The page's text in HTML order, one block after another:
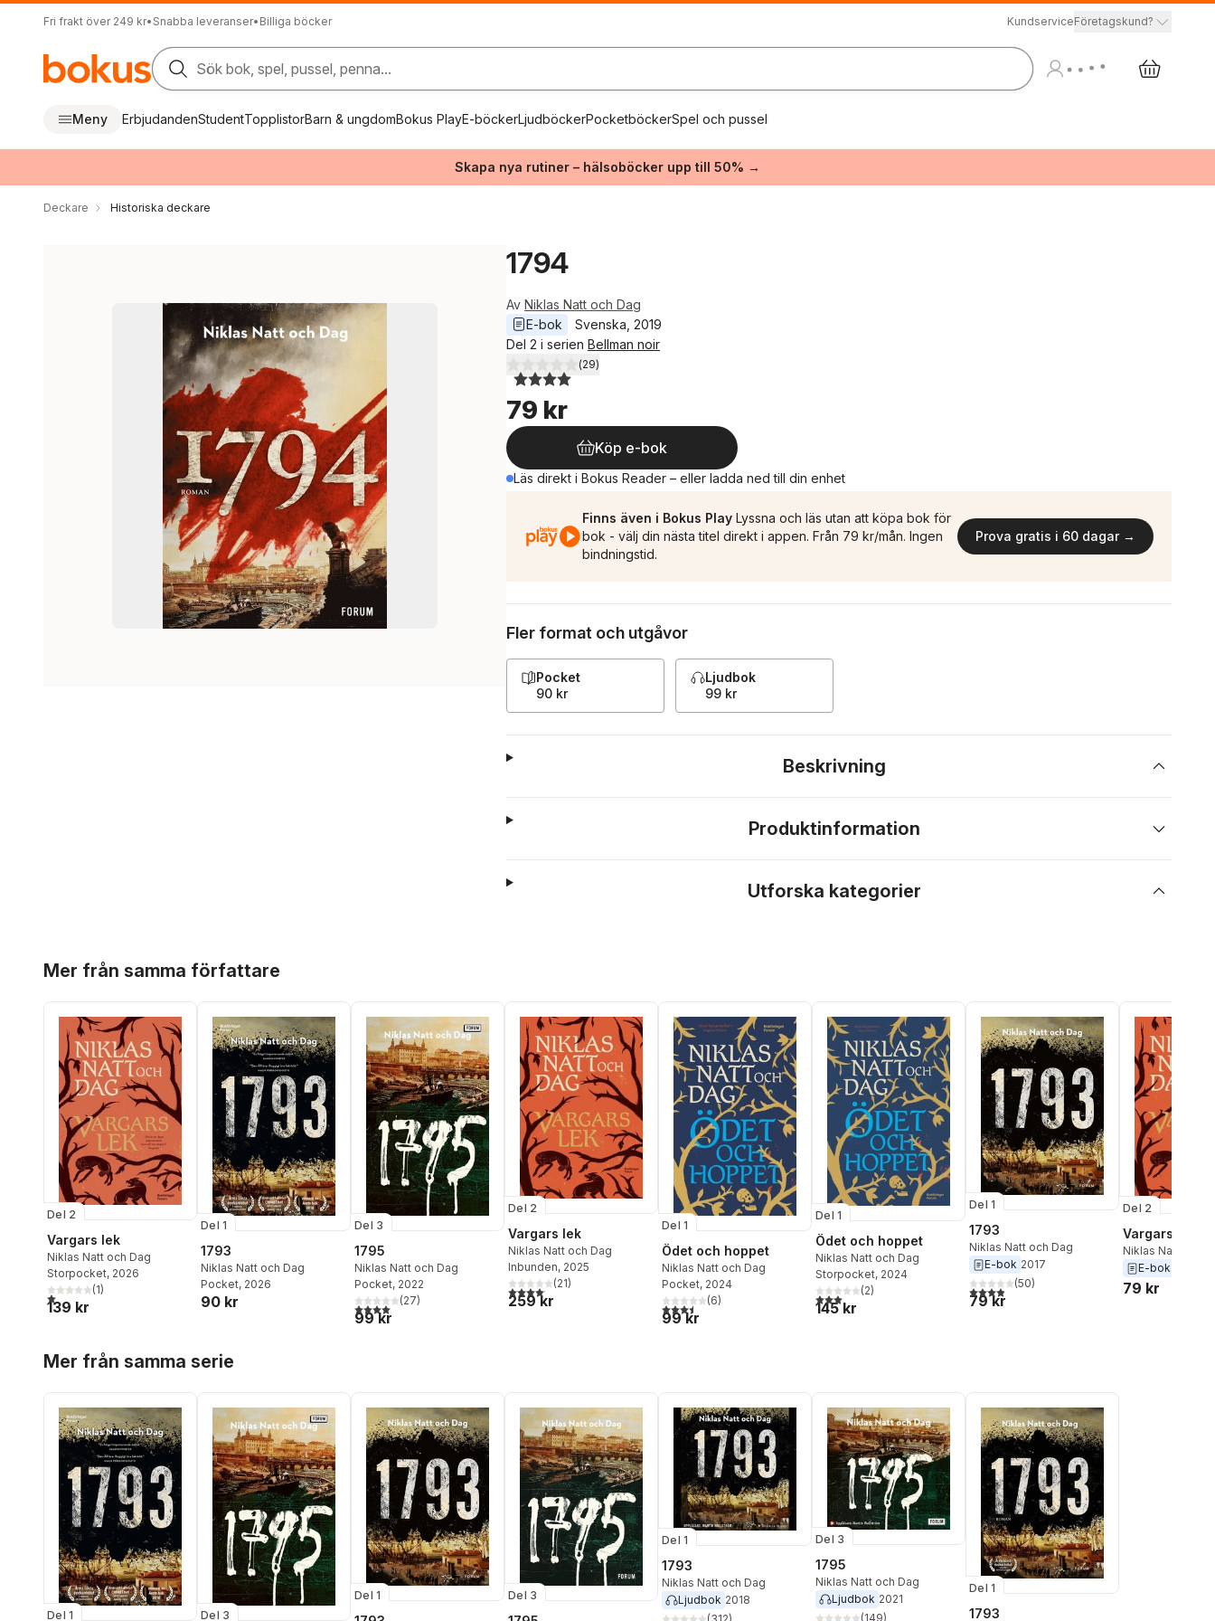
Fri frakt över 249 kr• Snabba leveranser• Billiga böcker KundserviceFöretagskund?
Sök bok, spel, pussel, penna...
Meny ErbjudandenStudentTopplistorBarn & ungdomBokus PlayE-böckerLjudböckerPocketböckerSpel och pussel
Skapa nya rutiner – hälsoböcker upp till 50% →
Deckare Historiska deckare
1794
Av Niklas Natt och Dag
E-bok
Svenska 2019
Del 2 i serien Bellman noir
4,0utav 5 stjärnor. Totalt antal röster:
(29)
79 kr
Köp e-bok
Läs direkt i Bokus Reader – eller ladda ned till din enhet
Finns även i Bokus Play Lyssna och läs utan att köpa bok för
bok - välj din nästa titel direkt i appen. Från 79 kr/mån. Ingen
bindningstid.
Prova gratis i 60 dagar →
Fler format och utgåvor
Pocket
90 kr
Ljudbok
99 kr
Beskrivning
Produktinformation
Utforska kategorier
Mer från samma författare
Del 2
Vargars lek
Niklas Natt och Dag
Storpocket, 2026
1,0utav 5 stjärnor. Totalt antal röster:
(1)
139 kr
Del 1
1793
Niklas Natt och Dag
Pocket, 2026
90 kr
Del 3
1795
Niklas Natt och Dag
Pocket, 2022
4,0utav 5 stjärnor. Totalt antal röster:
(27)
99 kr
Del 2
Vargars lek
Niklas Natt och Dag
Inbunden, 2025
4,1utav 5 stjärnor. Totalt antal röster:
(21)
259 kr
Del 1
Ödet och hoppet
Niklas Natt och Dag
Pocket, 2024
3,5utav 5 stjärnor. Totalt antal röster:
(6)
99 kr
Del 1
Ödet och hoppet
Niklas Natt och Dag
Storpocket, 2024
3,0utav 5 stjärnor. Totalt antal röster:
(2)
145 kr
Del 1
1793
Niklas Natt och Dag
E-bok 2017
3,9utav 5 stjärnor. Totalt antal röster:
(50)
79 kr
Del 2
Vargars lek
Niklas Natt och
E-bok
79 kr
Mer från samma serie
Del 1 Del 3
Del 1 Del 3
Del 1
1793
Niklas Natt och Dag
Ljudbok 2018
Del 3
1795
Niklas Natt och Dag
Ljudbok 2021
(149)
Del 1
1793